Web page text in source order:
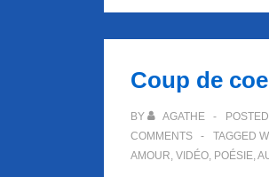
coeur
Rosemary
Standley
Coup de
BY AGATHE
COMMENTS
TAGGED
AMOUR, VIDÉO, POÉSIE,